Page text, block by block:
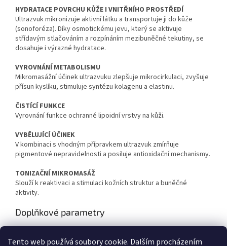
Tento web používá soubory cookie. Dalším procházením
HYDRATACE POVRCHU KŮŽE I VNITŘNÍHO PROSTŘEDÍ
Ultrazvuk mikronizuje aktivní látku a transportuje ji do kůže
(sonoforéza). Díky osmotickému jevu, který se aktivuje
střídavým stlačováním a rozpínáním mezibuněčné tekutiny, se
dosahuje i výrazné hydratace.
VYROVNÁNÍ METABOLISMU
Mikromasážní účinek ultrazvuku zlepšuje mikrocirkulaci, zvyšuje
přísun kyslíku, stimuluje syntézu kolagenu a elastinu.
ČISTÍCÍ FUNKCE
Vyrovnání funkce ochranné lipoidní vrstvy na kůži.
VYBĚLUJÍCÍ ÚČINEK
V kombinaci s vhodným přípravkem ultrazvuk zmírňuje
pigmentové nepravidelnosti a posiluje antioxidační mechanismy.
TONIZAČNÍ MIKROMASÁŽ
Slouží k reaktivaci a stimulaci kožních struktur a buněčné
aktivity.
Doplňkové parametry
Hmotnost
5 kg